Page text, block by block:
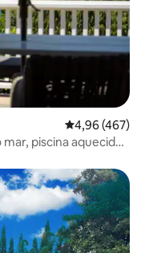
4,96 de uma
4,96 (467)
piscina aquecida,